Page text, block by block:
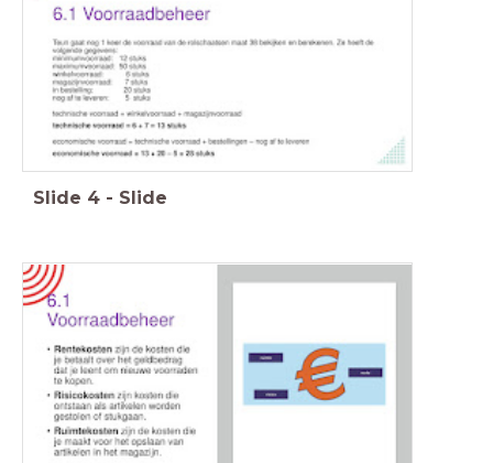
Slide 4 - Slide